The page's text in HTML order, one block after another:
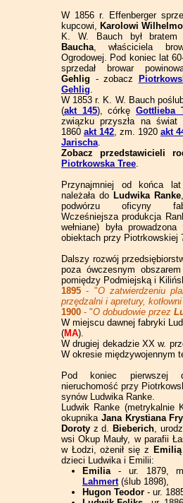
W 1856 r. Effenberger
kupcowi, Karolowi
K. W. Bauch był
Baucha, właściciela
Ogrodowej. Pod koniec lat
sprzedał browar
Gehlig - zobacz
Gehlig.
W 1853 r. K. W. Bauch
(akt 145), córkęGottlieba
związku przyszła na świat
1860 akt 142, zm. 1920 akt
Jarischa.
Zobacz przedstawicieli
Piotrkowska Tree.
Przynajmniej od końca
należała do Ludwika Ranke
podwórzu oficyny
Wcześniejsza produkcja
wełniane) była
obiektach przy Piotrkowskiej
Dalszy rozwój
poza ówczesnym
pomiędzy Podmiejską i
1895 - "O zatwierdzeniu
przędzalni i apretury,
1900 - "O dobudowie przez
W miejscu dawnej fabryki
(MA).
W drugiej dekadzie XX w.
W okresie międzywojennym
Pod koniec pierwszej
nieruchomość przy
synów Ludwika Ranke.
Ludwik Ranke (metrykalnie
okupnika Jana Krystiana
Doroty z d. Bieberich,
wsi Okup Mauły, w parafii
w Łodzi, ożenił się z
dzieci Ludwika i Emilii:
Emilia- ur. 1879,
Lahmert(ślub 1898),
Hugon Teodor - ur.